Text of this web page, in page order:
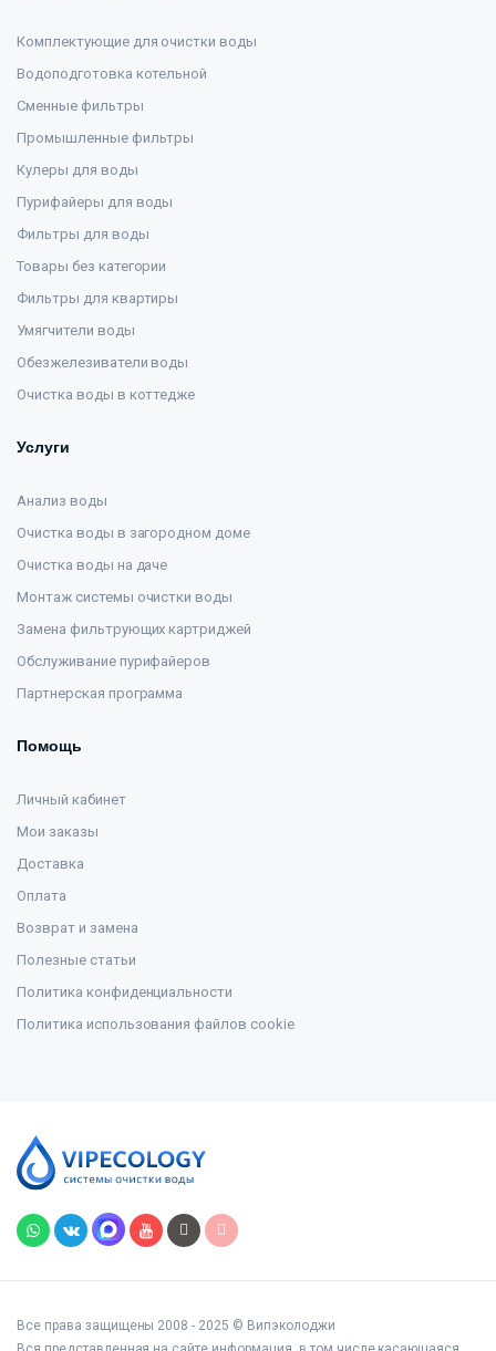
Комплектующие для очистки воды
Водоподготовка котельной
Сменные фильтры
Промышленные фильтры
Кулеры для воды
Пурифайеры для воды
Фильтры для воды
Товары без категории
Фильтры для квартиры
Умягчители воды
Обезжелезиватели воды
Очистка воды в коттедже
Услуги
Анализ воды
Очистка воды в загородном доме
Очистка воды на даче
Монтаж системы очистки воды
Замена фильтрующих картриджей
Обслуживание пурифайеров
Партнерская программа
Помощь
Личный кабинет
Мои заказы
Доставка
Оплата
Возврат и замена
Полезные статьи
Политика конфиденциальности
Политика использования файлов cookie
Все права защищены 2008 - 2025 © Випэколоджи